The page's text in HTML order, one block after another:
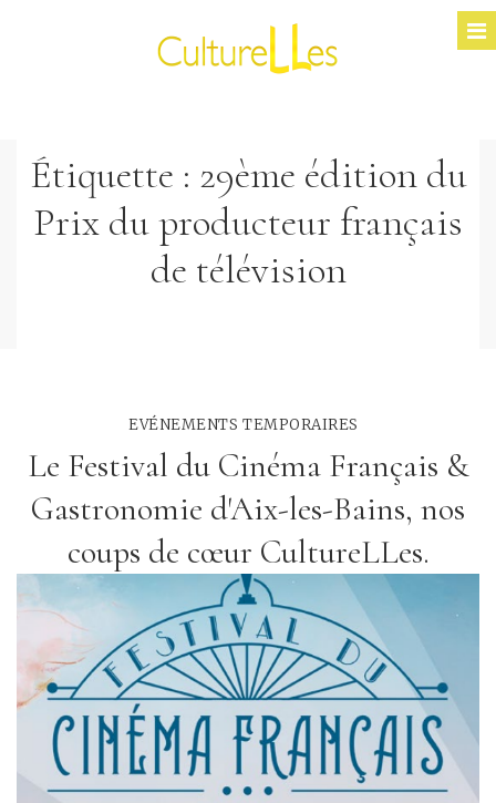
Étiquette : 29ème édition du
Prix du producteur français
de télévision
EVÉNEMENTS TEMPORAIRES
Le Festival du Cinéma Français &
Gastronomie d'Aix-les-Bains, nos
coups de cœur CultureLLes.